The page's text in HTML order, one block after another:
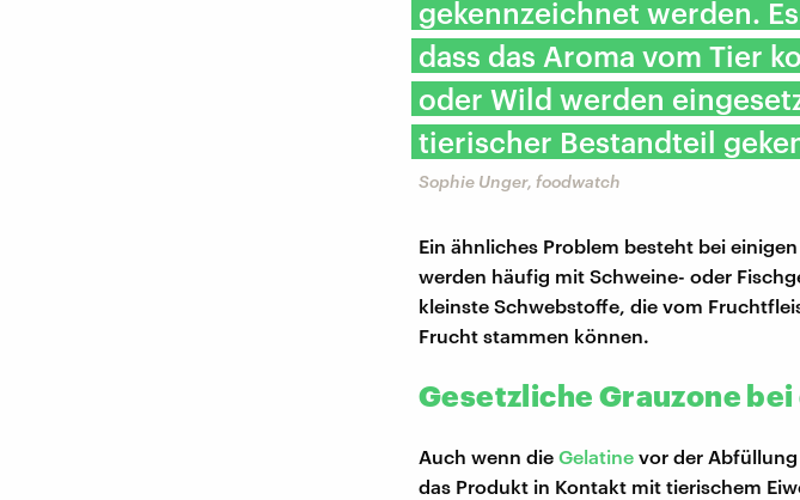
gekennzeichnet werden.
dass das Aroma vom Tier
oder Wild werden
tierischer Bestandteil
Sophie Unger, foodwatch
Ein ähnliches Problem besteht bei
werden häufig mit Schweine- oder
kleinste Schwebstoffe, die vom
Frucht stammen können.
Gesetzliche Grauzone
Auch wenn die Gelatine vor der
das Produkt in Kontakt mit tierischem